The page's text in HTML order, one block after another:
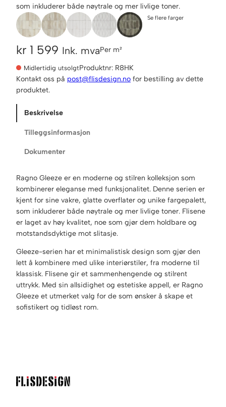
som inkluderer både nøytrale og mer livlige toner.
Se flere farger
kr 1 599 Ink. mvaPer m²
Midlertidig utsolgtProduktnr: R8HK
Kontakt oss på post@flisdesign.no for bestilling av dette
produktet.
Beskrivelse
Tilleggsinformasjon
Dokumenter
Ragno Gleeze er en moderne og stilren kolleksjon som
kombinerer eleganse med funksjonalitet. Denne serien er
kjent for sine vakre, glatte overflater og unike fargepalett,
som inkluderer både nøytrale og mer livlige toner. Flisene
er laget av høy kvalitet, noe som gjør dem holdbare og
motstandsdyktige mot slitasje.
Gleeze-serien har et minimalistisk design som gjør den
lett å kombinere med ulike interiørstiler, fra moderne til
klassisk. Flisene gir et sammenhengende og stilrent
uttrykk. Med sin allsidighet og estetiske appell, er Ragno
Gleeze et utmerket valg for de som ønsker å skape et
sofistikert og tidløst rom.